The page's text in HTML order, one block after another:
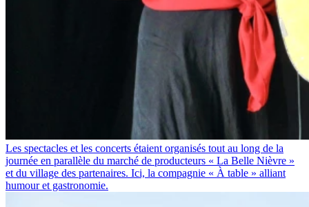
Les spectacles et les concerts étaient organisés tout au long de la
journée en parallèle du marché de producteurs « La Belle Nièvre »
et du village des partenaires. Ici, la compagnie « À table » alliant
humour et gastronomie.